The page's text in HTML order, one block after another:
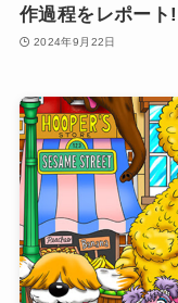
作過程をレポー
2024年9月22日